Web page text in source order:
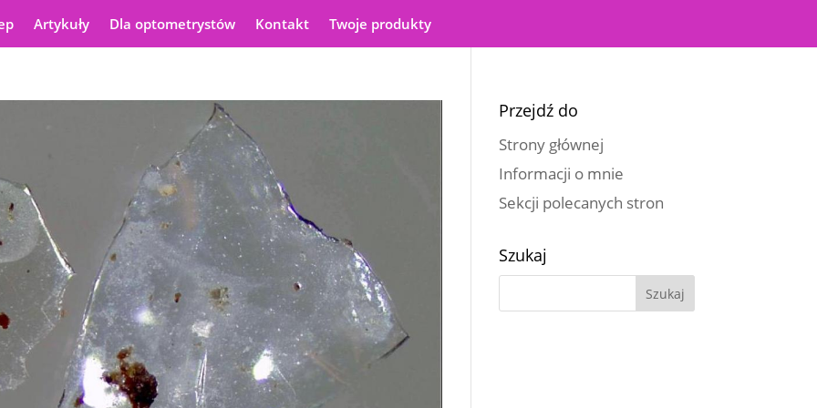
Artykuły Dla optometrystów Kontakt Twoje produkty
Przejdź do
Strony głównej
Informacji o mnie
Sekcji polecanych stron
Szukaj